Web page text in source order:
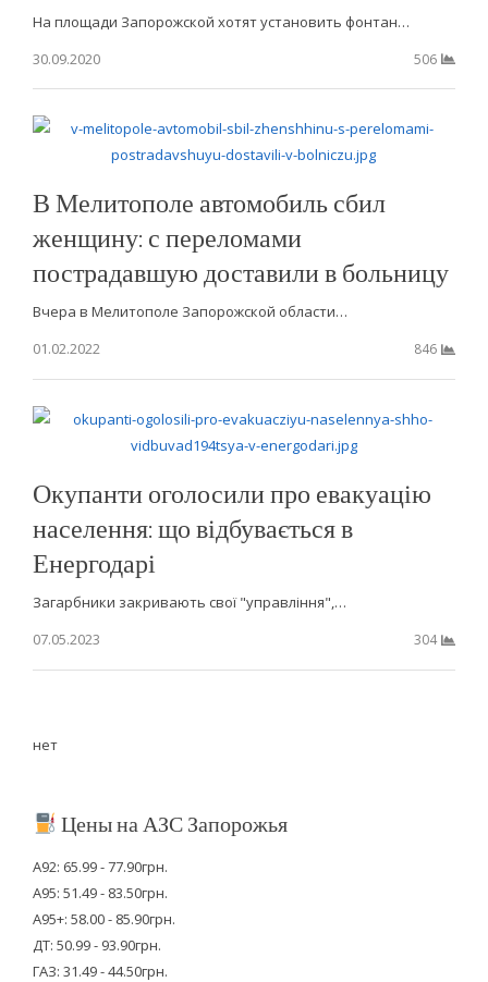
На площади Запорожской хотят установить фонтан…
30.09.2020
506
В Мелитополе автомобиль сбил
женщину: с переломами
пострадавшую доставили в больницу
Вчера в Мелитополе Запорожской области…
01.02.2022
846
Окупанти оголосили про евакуацію
населення: що відбувається в
Енергодарі
Загарбники закривають свої "управління",…
07.05.2023
304
нет
Цены на АЗС Запорожья
А92: 65.99 - 77.90грн.
А95: 51.49 - 83.50грн.
А95+: 58.00 - 85.90грн.
ДТ: 50.99 - 93.90грн.
ГАЗ: 31.49 - 44.50грн.